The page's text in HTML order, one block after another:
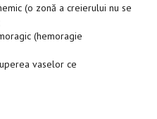
(o zonă a creierului nu se
(hemoragie
vaselor ce